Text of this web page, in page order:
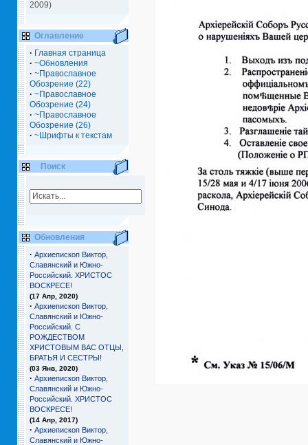
2009)
Оглавление
· Главная страница
· ~Обновления
· ~Православное
Обозрение (22)
· ~Православное
Обозрение (24)
· ~Православное
Обозрение (26)
· ~Шрифты к текстам
Поиск
Обновления
· Архиепископ Виктор,
Славянский и Южно-
Российский. ХРИСТОС
ВОСКРЕСЕ!
(17 Апр, 2020)
· Архиепископ Виктор,
Славянский и Южно-
Российский. С
РОЖДЕСТВОМ
ХРИСТОВЫМ ВАС ОТЦЫ,
БРАТЬЯ И СЕCТРЫ!
(03 Янв, 2020)
· Архиепископ Виктор,
Славянский и Южно-
Российский. ХРИСТОС
ВОСКРЕСЕ!
(14 Апр, 2017)
· Архиепископ Виктор,
Славянский и Южно-